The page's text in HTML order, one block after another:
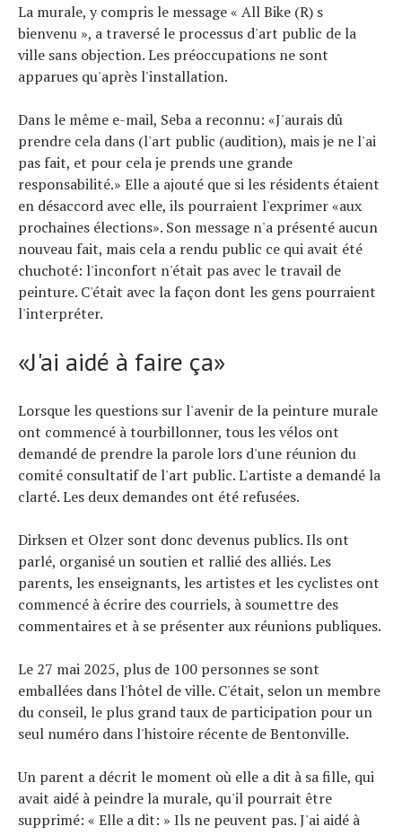
La murale, y compris le message « All Bike (R) s
bienvenu », a traversé le processus d'art public de la
ville sans objection. Les préoccupations ne sont
apparues qu'après l'installation.
Dans le même e-mail, Seba a reconnu: «J'aurais dû
prendre cela dans (l'art public (audition), mais je ne l'ai
pas fait, et pour cela je prends une grande
responsabilité.» Elle a ajouté que si les résidents étaient
en désaccord avec elle, ils pourraient l'exprimer «aux
prochaines élections». Son message n'a présenté aucun
nouveau fait, mais cela a rendu public ce qui avait été
chuchoté: l'inconfort n'était pas avec le travail de
peinture. C'était avec la façon dont les gens pourraient
l'interpréter.
«J'ai aidé à faire ça»
Lorsque les questions sur l'avenir de la peinture murale
ont commencé à tourbillonner, tous les vélos ont
demandé de prendre la parole lors d'une réunion du
comité consultatif de l'art public. L'artiste a demandé la
clarté. Les deux demandes ont été refusées.
Dirksen et Olzer sont donc devenus publics. Ils ont
parlé, organisé un soutien et rallié des alliés. Les
parents, les enseignants, les artistes et les cyclistes ont
commencé à écrire des courriels, à soumettre des
commentaires et à se présenter aux réunions publiques.
Le 27 mai 2025, plus de 100 personnes se sont
emballées dans l'hôtel de ville. C'était, selon un membre
du conseil, le plus grand taux de participation pour un
seul numéro dans l'histoire récente de Bentonville.
Un parent a décrit le moment où elle a dit à sa fille, qui
avait aidé à peindre la murale, qu'il pourrait être
supprimé: « Elle a dit: » Ils ne peuvent pas. J'ai aidé à